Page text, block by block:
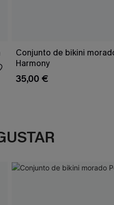
Conjunto de bikini
Harmony
35,00 €